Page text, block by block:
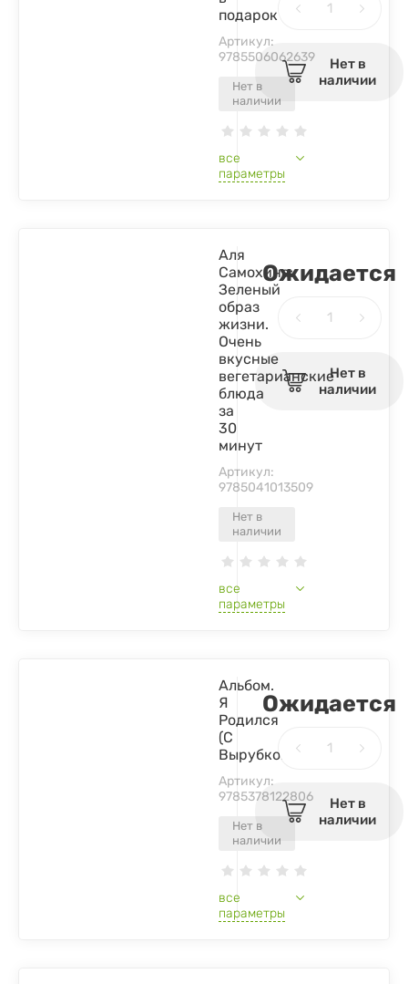
Нет в
наличии
подарок
Артикул:
9785506062639
все
параметры
Нет в
наличии
Нет в
наличии
Аля
Самохина:
Зеленый
образ
жизни.
Очень
вкусные
вегетарианские
блюда
за
30
минут
Артикул:
9785041013509
все
параметры
Ожидается
Нет в
наличии
Нет в
наличии
Альбом.
Я
Родился
(С
Вырубкой)
Артикул:
9785378122806
все
параметры
Ожидается
Нет в
наличии